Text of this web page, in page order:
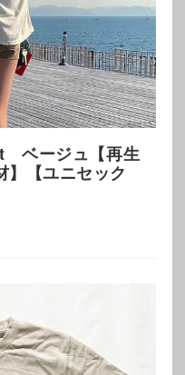
ベージュ【再生
】【ユニセック